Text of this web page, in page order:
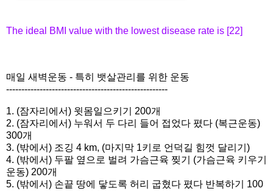
The ideal BMI value with the lowest disease rate is [22]
매일 새벽운동 - 특히 뱃살관리를 위한 운동
-----------------------------------------------------
1. (잠자리에서) 윗몸일으키기 200개
2. (잠자리에서) 누워서 두 다리 들어 접었다 폈다 (복근운동)
300개
3. (밖에서) 조깅 4 km, (마지막 1키로 언덕길 힘껏 달리기)
4. (밖에서) 두팔 옆으로 벌려 가슴근육 찢기 (가슴근육 키우기
운동) 200개
5. (밖에서) 손끝 땅에 닿도록 허리 굽혔다 폈다 반복하기 100